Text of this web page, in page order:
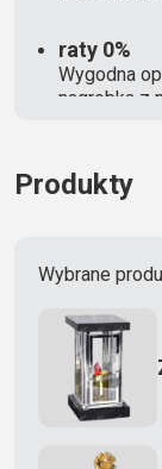
raty 0%
Wygodna
nagrobka z
Produkty
Wybrane